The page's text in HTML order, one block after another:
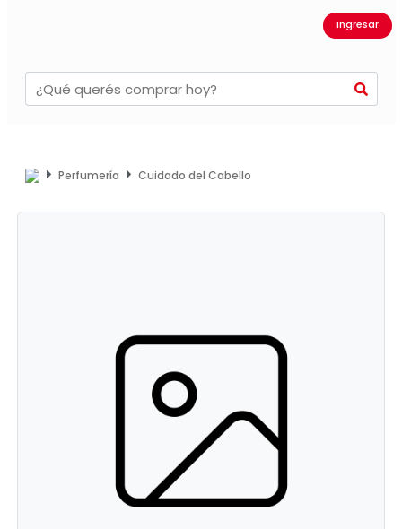
Ingresar
Perfumería Cuidado del Cabello